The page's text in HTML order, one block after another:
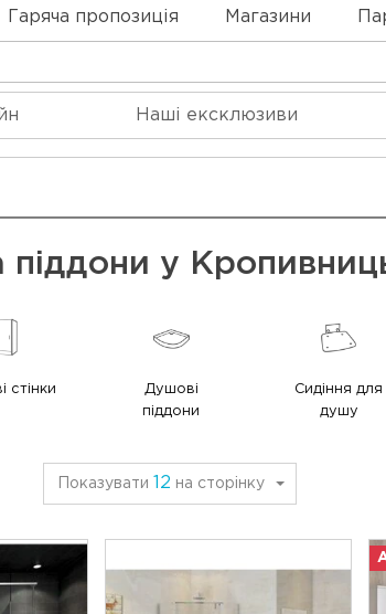
Гаряча пропозиція Магазини
Наші ексклюзиви
піддони у
стінки
Душові
піддони
Сидіння для
душу
Показувати 12 на сторінку